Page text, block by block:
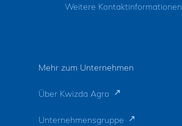
Weitere Kontaktinformationen
Mehr zum Unternehmen
Über Kwizda Agro
Unternehmensgruppe